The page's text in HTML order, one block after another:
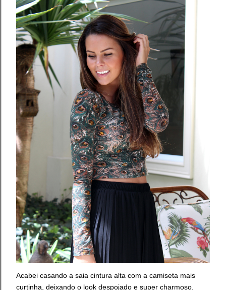
Acabei casando a saia cintura alta com a camiseta mais
curtinha, deixando o look despojado e super charmoso.